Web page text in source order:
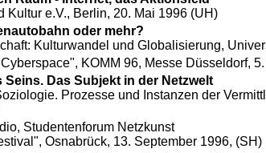
Kultur e.V., Berlin, 20. Mai 1996 (UH)
oder mehr?
Kulturwandel und Globalisierung,
KOMM 96, Messe Düsseldorf,
Das Subjekt in der Netzwelt
Prozesse und Instanzen der
Studentenforum Netzkunst
Osnabrück, 13. September 1996, (SH)